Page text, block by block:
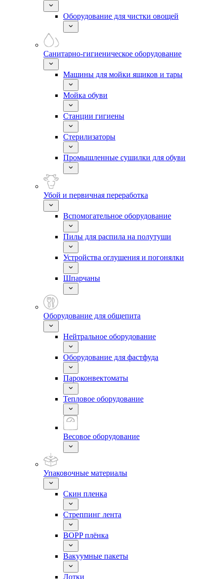
Оборудование для чистки овощей
Санитарно-гигиеническое оборудование
Машины для мойки ящиков и тары
Мойка обуви
Станции гигиены
Стерилизаторы
Промышленные сушилки для обуви
Убой и первичная переработка
Вспомогательное оборудование
Пилы для распила на полутуши
Устройства оглушения и погонялки
Шпарчаны
Оборудование для общепита
Нейтральное оборудование
Оборудование для фастфуда
Пароконвектоматы
Тепловое оборудование
Весовое оборудование
Упаковочные материалы
Скин пленка
Стреппинг лента
BOPP плёнка
Вакуумные пакеты
Лотки